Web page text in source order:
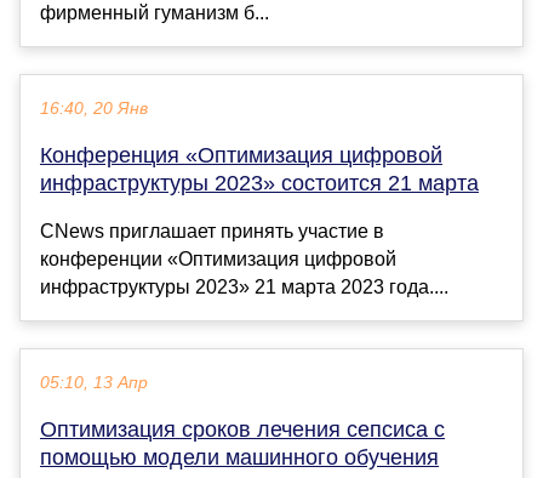
фирменный гуманизм б...
16:40, 20 Янв
Конференция «Оптимизация цифровой
инфраструктуры 2023» состоится 21 марта
CNews приглашает принять участие в
конференции «Оптимизация цифровой
инфраструктуры 2023» 21 марта 2023 года....
05:10, 13 Апр
Оптимизация сроков лечения сепсиса с
помощью модели машинного обучения